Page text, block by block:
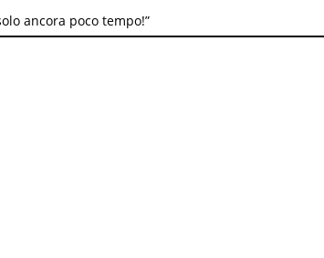
ancora poco tempo!”